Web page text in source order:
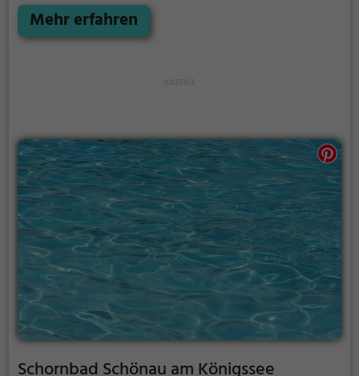
im Erlebnis-Warmbad Traunstein kommt jeder auf
seine Kosten. Bei gutem Wetter kann die
Mehr erfahren
Schornbad Schönau am Königssee